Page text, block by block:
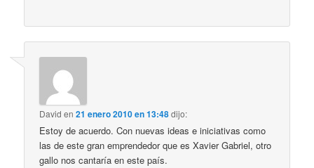
David en21 enero 2010 en 13:48dijo:
Estoy de acuerdo. Con nuevas ideas e iniciativas como
las de este gran emprendedor que es Xavier Gabriel, otro
gallo nos cantaría en este país.